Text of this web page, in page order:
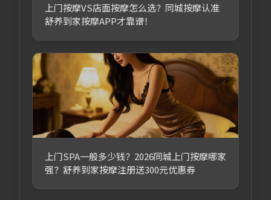
上门按摩VS店面按摩怎么选？同城按摩认准
舒养到家按摩APP才靠谱！
上门SPA一般多少钱？2026同城上门按摩哪家
强？舒养到家按摩注册送300元优惠券